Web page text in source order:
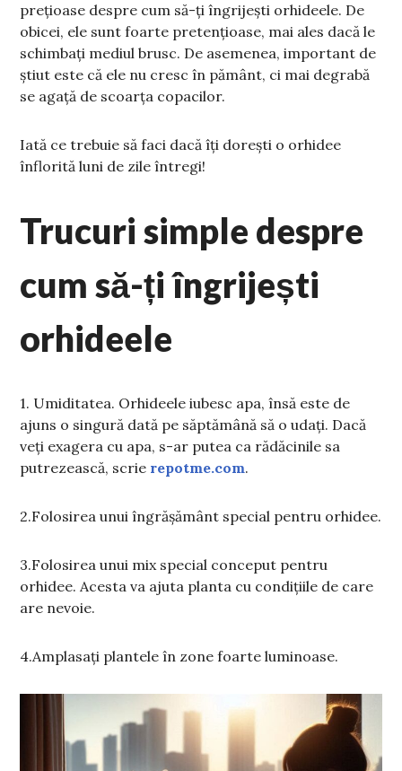
prețioase despre cum să-ți îngrijești orhideele. De
obicei, ele sunt foarte pretențioase, mai ales dacă le
schimbați mediul brusc. De asemenea, important de
știut este că ele nu cresc în pământ, ci mai degrabă
se agață de scoarța copacilor.
Iată ce trebuie să faci dacă îți dorești o orhidee
înflorită luni de zile întregi!
Trucuri simple despre
cum să-ți îngrijești
orhideele
1. Umiditatea. Orhideele iubesc apa, însă este de
ajuns o singură dată pe săptămână să o udați. Dacă
veți exagera cu apa, s-ar putea ca rădăcinile sa
putrezească, scrie repotme.com.
2.Folosirea unui îngrășământ special pentru orhidee.
3.Folosirea unui mix special conceput pentru
orhidee. Acesta va ajuta planta cu condițiile de care
are nevoie.
4.Amplasați plantele în zone foarte luminoase.